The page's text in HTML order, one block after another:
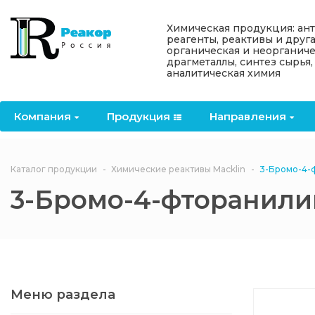
Компания Продукция Направления
Назад
Компания
Лицензии
Документы
Филиалы
Назад
Продукция
OceanСhem
Антипирены
антипирены
3ASenrise
Назад
Направления
Отвердители
Назад
Информация
Акции
Политика
конфиденциальности
Химическая продукция:
реагенты, реактивы и
органическая и
драгметаллы, синтез сырья,
аналитическая химия
Каталог продукции Химические реактивы Macklin 3-Бромо-4-
3-Бромо-4-
Меню раздела